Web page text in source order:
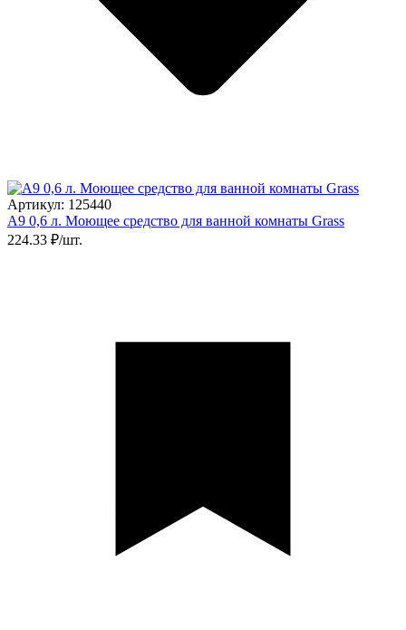
Артикул: 125440
A9 0,6 л. Моющее средство для ванной комнаты Grass
224.33 ₽/шт.